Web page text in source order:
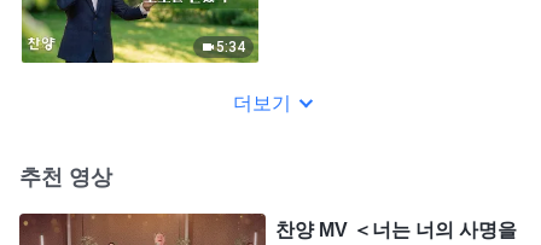
5:34
더보기
추천 영상
찬양 MV ＜너는 너의 사명을